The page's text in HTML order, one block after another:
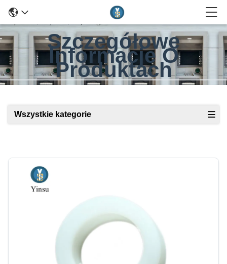
Szczegółowe
Informacje O
Produktach
Wszystkie kategorie